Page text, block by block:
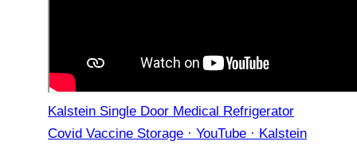
Kalstein Single Door Medical Refrigerator
Covid Vaccine Storage · YouTube · Kalstein